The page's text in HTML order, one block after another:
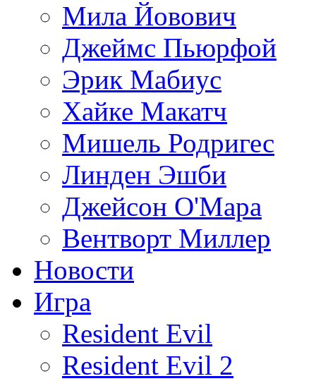
Мила Йовович
Джеймс Пьюрфой
Эрик Мабиус
Хайке Макатч
Мишель Родригес
Линден Эшби
Джейсон О'Мара
Вентворт Миллер
Новости
Игра
Resident Evil
Resident Evil 2